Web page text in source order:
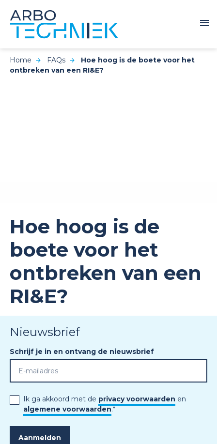
Home FAQs
Hoe hoog is de boete voor het
ontbreken van een RI&E?
Hoe hoog is de
boete voor het
ontbreken van een
RI&E?
Nieuwsbrief
Schrijf je in en ontvang de nieuwsbrief
Ik ga akkoord met de privacy voorwaarden en
algemene voorwaarden.*